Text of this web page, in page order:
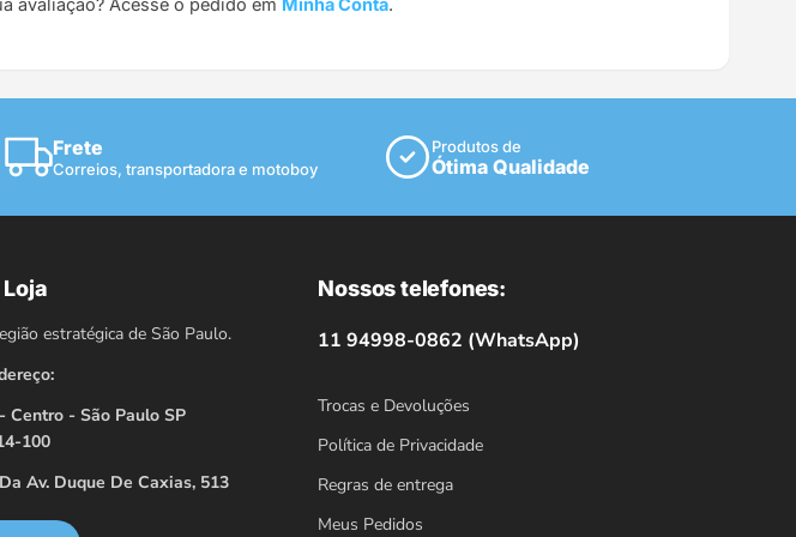
avaliação? Acesse o pedido em Minha Conta.
Frete
Correios, transportadora e motoboy
Produtos de
Ótima Qualidade
estratégica de São Paulo.
Centro - São Paulo SP
100
Av. Duque De Caxias, 513
Nossos telefones:
11 94998-0862 (WhatsApp)
Trocas e Devoluções
Política de Privacidade
Regras de entrega
Meus Pedidos